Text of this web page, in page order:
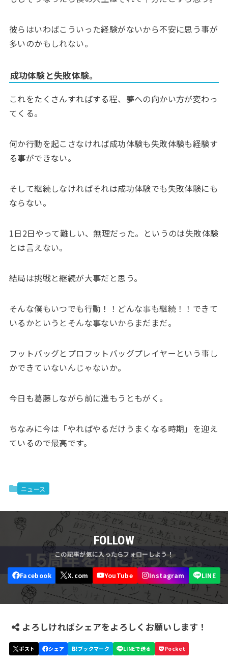
彼らはいわばこういった経験がないから不安に思う事が
多いのかもしれない。
成功体験と失敗体験。
これをたくさんすればする程、夢への向かい方が変わっ
てくる。
何か行動を起こさなければ成功体験も失敗体験も経験す
る事ができない。
そして継続しなければそれは成功体験でも失敗体験にも
ならない。
1日2日やって難しい、無理だった。というのは失敗体験
とは言えない。
結局は挑戦と継続が大事だと思う。
そんな僕もいつでも行動！！どんな事も継続！！できて
いるかというとそんな事ないからまだまだ。
フットバッグとプロフットバッグプレイヤーという事し
かできていないんじゃないか。
今日も葛藤しながら前に進もうともがく。
ちなみに今は「やればやるだけうまくなる時期」を迎え
ているので最高です。
ニュース
FOLLOW
よろしければシェアをよろしくお願いします！